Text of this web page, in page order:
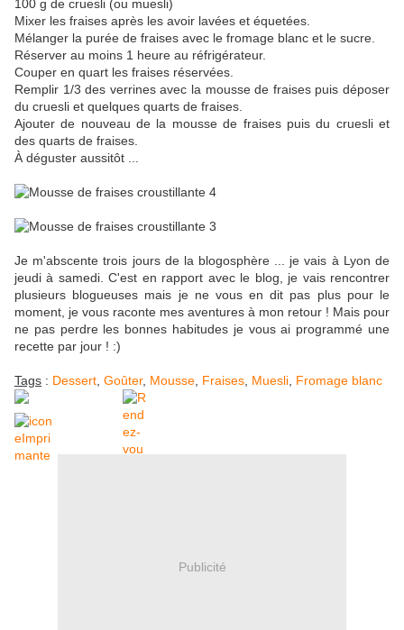
100 g de cruesli (ou muesli)
Mixer les fraises après les avoir lavées et équetées.
Mélanger la purée de fraises avec le fromage blanc et le sucre.
Réserver au moins 1 heure au réfrigérateur.
Couper en quart les fraises réservées.
Remplir 1/3 des verrines avec la mousse de fraises puis déposer
du cruesli et quelques quarts de fraises.
Ajouter de nouveau de la mousse de fraises puis du cruesli et
des quarts de fraises.
À déguster aussitôt ...
Je m'abscente trois jours de la blogosphère ... je vais à Lyon de
jeudi à samedi. C'est en rapport avec le blog, je vais rencontrer
plusieurs blogueuses mais je ne vous en dit pas plus pour le
moment, je vous raconte mes aventures à mon retour ! Mais pour
ne pas perdre les bonnes habitudes je vous ai programmé une
recette par jour ! :)
Tags : Dessert Goûter, Mousse Fraises Muesli Fromage blanc
Publicité